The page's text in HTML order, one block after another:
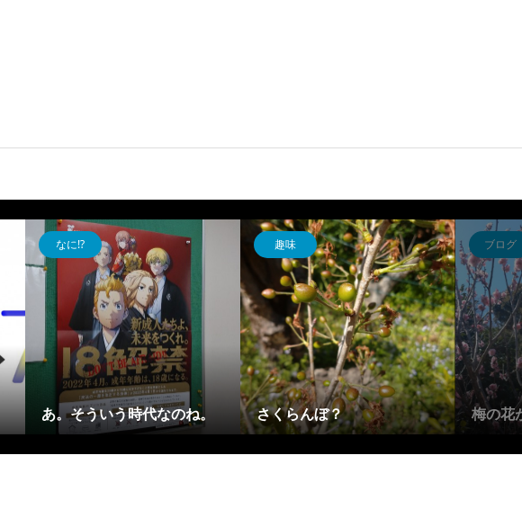
なに⁉
あ。そういう時代なのね。
趣味
さくらんぼ？
ブログ
梅の花